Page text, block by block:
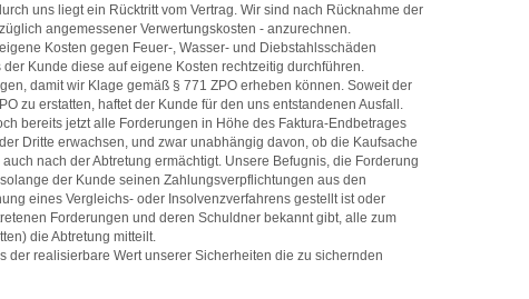
uns liegt ein Rücktritt vom Vertrag. Wir sind nach Rücknahme der
angemessener Verwertungskosten - anzurechnen.
Kosten gegen Feuer-, Wasser- und Diebstahlsschäden
Kunde diese auf eigene Kosten rechtzeitig durchführen.
damit wir Klage gemäß § 771 ZPO erheben können. Soweit der
zu erstatten, haftet der Kunde für den uns entstandenen Ausfall.
bereits jetzt alle Forderungen in Höhe des Faktura-Endbetrages
Dritte erwachsen, und zwar unabhängig davon, ob die Kaufsache
nach der Abtretung ermächtigt. Unsere Befugnis, die Forderung
der Kunde seinen Zahlungsverpflichtungen aus den
eines Vergleichs- oder Insolvenzverfahrens gestellt ist oder
Forderungen und deren Schuldner bekannt gibt, alle zum
die Abtretung mitteilt.
realisierbare Wert unserer Sicherheiten die zu sichernden